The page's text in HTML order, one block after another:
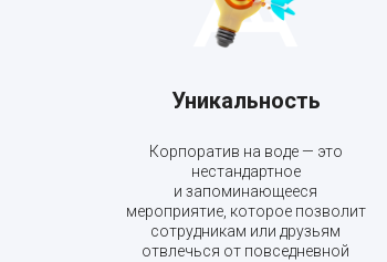
Уникальность
Корпоратив на воде — это
нестандартное
и запоминающееся
мероприятие, которое позволит
сотрудникам или друзьям
отвлечься от повседневной